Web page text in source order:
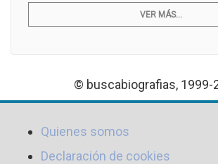
VER MÁS...
© buscabiografias, 1999-
Quienes somos
Declaración de cookies